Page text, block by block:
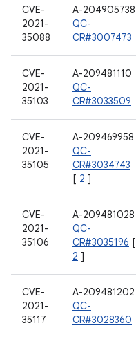
CVE-
2021-
35088
A-204905738
QC-
CR#3007473
CVE-
2021-
35103
A-209481110
QC-
CR#3033509
CVE-
2021-
35105
A-209469958
QC-
CR#3034743
[ 2 ]
CVE-
2021-
35106
A-209481028
QC-
CR#3035196 [
2 ]
CVE-
2021-
35117
A-209481202
QC-
CR#3028360